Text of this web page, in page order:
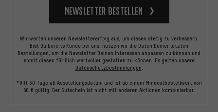
Newsletter bestellen
Wir werten unseren Newslettererfolg aus, um diesen stetig zu verbessern.
Bist Du bereits Kunde bei uns, nutzen wir die Daten Deiner letzten
Bestellungen, um die Newsletter Deinen Interessen anpassen zu können und
somit diesen für Dich wertvoller gestalten zu können. Es gelten unsere
Datenschutzbestimmungen.
*Gilt 30 Tage ab Ausstellungsdatum und ist ab einem Mindestbestellwert von
60 € gültig. Der Gutschein ist nicht mit anderen Aktionen kombinierbar.